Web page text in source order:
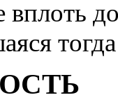
вплоть